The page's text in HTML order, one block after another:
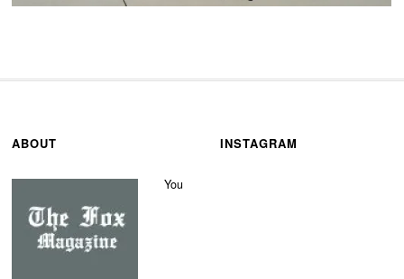
ABOUT
You
INSTAGRAM